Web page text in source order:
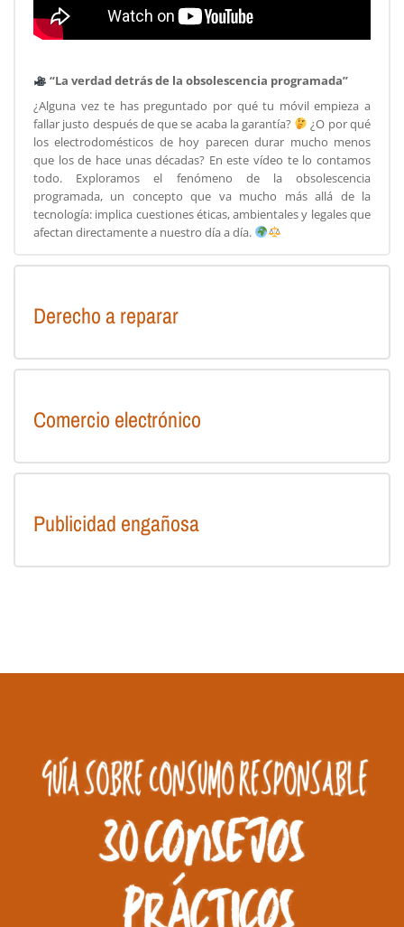
“La verdad detrás de la obsolescencia programada”
¿Alguna vez te has preguntado por qué tu móvil empieza a
fallar justo después de que se acaba la garantía?
¿O por qué
los electrodomésticos de hoy parecen durar mucho menos
que los de hace unas décadas? En este vídeo te lo contamos
todo. Exploramos el fenómeno de la obsolescencia
programada, un concepto que va mucho más allá de la
tecnología: implica cuestiones éticas, ambientales y legales que
afectan directamente a nuestro día a día.
Derecho a reparar
Comercio electrónico
Publicidad engañosa